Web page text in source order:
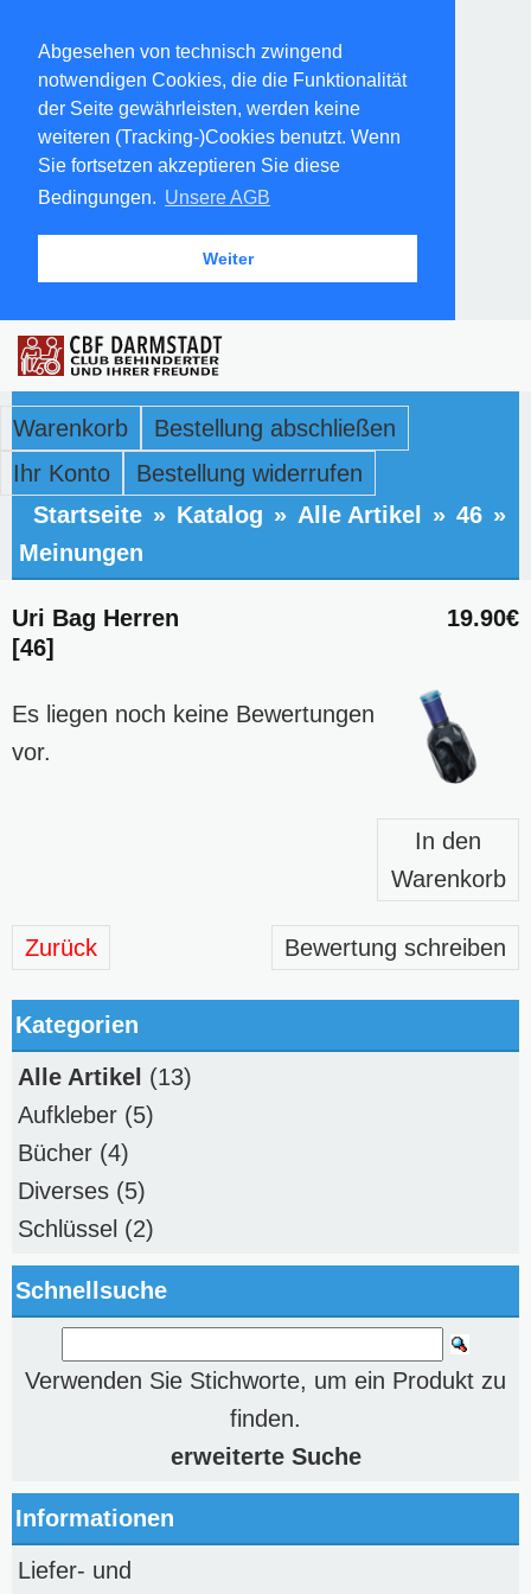
Abgesehen von technisch zwingend
notwendigen Cookies, die die Funktionalität
der Seite gewährleisten, werden keine
weiteren (Tracking-)Cookies benutzt. Wenn
Sie fortsetzen akzeptieren Sie diese
Bedingungen. Unsere AGB
Weiter
Warenkorb
Bestellung abschließen
Ihr Konto
Bestellung widerrufen
Startseite » Katalog » Alle Artikel » 46 »
Meinungen
19.90€
Uri Bag Herren
[46]
In den
Warenkorb
Es liegen noch keine Bewertungen
vor.
Bewertung schreiben
Zurück
Kategorien
Alle Artikel (13)
Aufkleber (5)
Bücher (4)
Diverses (5)
Schlüssel (2)
Schnellsuche
Verwenden Sie Stichworte, um ein Produkt zu
finden.
erweiterte Suche
Informationen
Liefer- und